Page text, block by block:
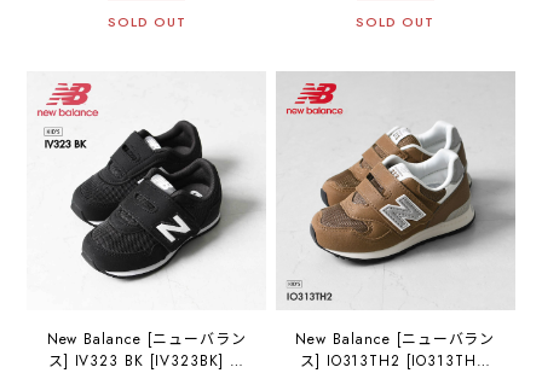
SOLD OUT SOLD OUT
New Balance [ニューバラン
ス] IV323 BK [IV323BK] キ
New Balance [ニューバラン
ス] IO313TH2 [IO313TH2]